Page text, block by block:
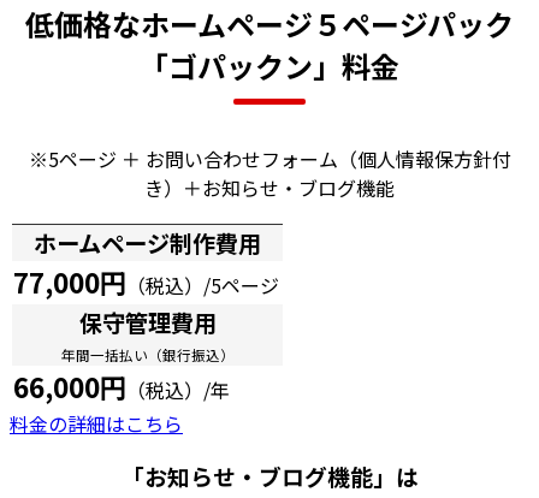
低価格なホームページ５ページパック
「ゴパックン」料金
※5ページ ＋ お問い合わせフォーム（個人情報保方針付
き）＋お知らせ・ブログ機能
ホームページ制作費用
77,000円 （税込）/5ページ
保守管理費用
年間一括払い（銀行振込）
66,000円 （税込）/年
料金の詳細はこちら
「お知らせ・ブログ機能」は